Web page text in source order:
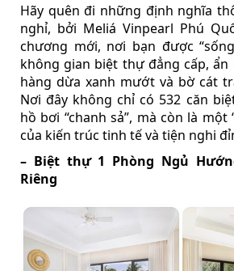
Hãy quên đi những định nghĩa
nghỉ, bởi Meliá Vinpearl Phú
chương mới, nơi bạn được
không gian biệt thự đẳng cấp,
hàng dừa xanh mướt và bờ cát
Nơi đây không chỉ có 532 căn
hồ bơi “chanh sả”, mà còn là một
của kiến trúc tinh tế và tiện nghi
– Biệt thự 1 Phòng Ngủ
Riêng